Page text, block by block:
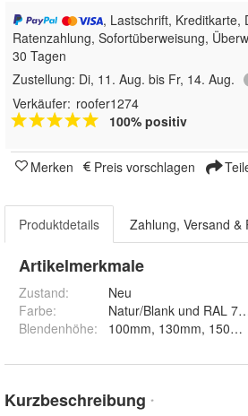
, Lastschrift, Kreditkarte,
Ratenzahlung, Sofortüberweisung,
30 Tagen
Zustellung: Di, 11. Aug. bis Fr, 14. Aug.
Verkäufer: roofer1274
100% positiv
Merken Preis vorschlagen
Produktdetails Zahlung, Versand &
Artikelmerkmale
Zustand:
Neu
Farbe:
Natur/Blank und RAL
Blendenhöhe:
Kurzbeschreibung *